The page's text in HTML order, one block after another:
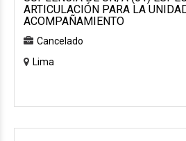
ARTICULACIÓN PARA LA
ACOMPAÑAMIENTO
Cancelado
Lima